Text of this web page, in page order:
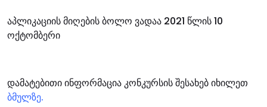
აპლიკაციის მიღების ბოლო ვადაა 2021 წლის 10
ოქტომბერი
დამატებითი ინფორმაცია კონკურსის შესახებ იხილეთ
ბმულზე.